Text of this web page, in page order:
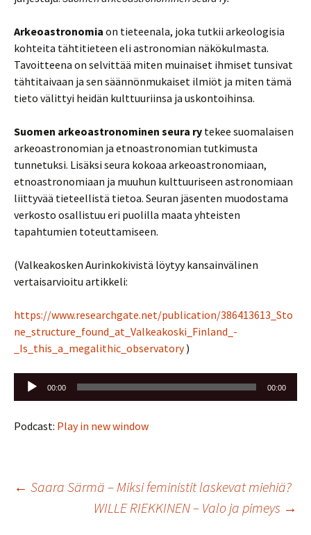
Arkeoastronomia on tieteenala, joka tutkii arkeologisia
kohteita tähtitieteen eli astronomian näkökulmasta.
Tavoitteena on selvittää miten muinaiset ihmiset tunsivat
tähtitaivaan ja sen säännönmukaiset ilmiöt ja miten tämä
tieto välittyi heidän kulttuuriinsa ja uskontoihinsa.
Suomen arkeoastronominen seura ry tekee suomalaisen
arkeoastronomian ja etnoastronomian tutkimusta
tunnetuksi. Lisäksi seura kokoaa arkeoastronomiaan,
etnoastronomiaan ja muuhun kulttuuriseen astronomiaan
liittyvää tieteellistä tietoa. Seuran jäsenten muodostama
verkosto osallistuu eri puolilla maata yhteisten
tapahtumien toteuttamiseen.
(Valkeakosken Aurinkokivistä löytyy kansainvälinen
vertaisarvioitu artikkeli:
https://www.researchgate.net/publication/386413613_Sto
ne_structure_found_at_Valkeakoski_Finland_-
_Is_this_a_megalithic_observatory)
Äänitoistin
00:00 00:00
Podcast: Play in new window
Artikkelien
← Saara Särmä – Miksi feministit laskevat miehiä?
WILLE RIEKKINEN – Valo ja pimeys →